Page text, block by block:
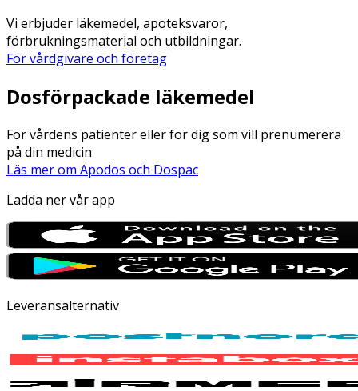
Vi erbjuder läkemedel, apoteksvaror,
förbrukningsmaterial och utbildningar.
För vårdgivare och företag
Dosförpackade läkemedel
För vårdens patienter eller för dig som vill prenumerera
på din medicin
Läs mer om Apodos och Dospac
Ladda ner vår app
Leveransalternativ